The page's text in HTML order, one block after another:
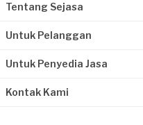
Tentang Sejasa
Untuk Pelanggan
Untuk Penyedia Jasa
Kontak Kami